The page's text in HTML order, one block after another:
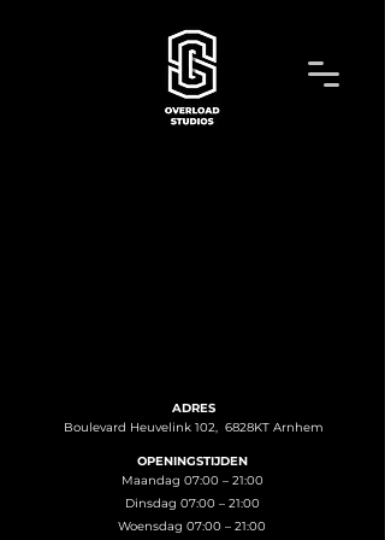
ADRES
Boulevard Heuvelink 102, 6828KT Arnhem
OPENINGSTIJDEN
Maandag 07:00 – 21:00
Dinsdag 07:00 – 21:00
Woensdag 07:00 – 21:00